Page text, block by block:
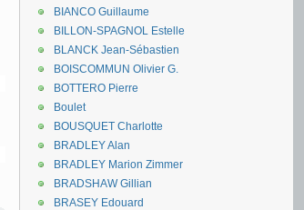
BIANCO Guillaume
BILLON-SPAGNOL Estelle
BLANCK Jean-Sébastien
BOISCOMMUN Olivier G.
BOTTERO Pierre
Boulet
BOUSQUET Charlotte
BRADLEY Alan
BRADLEY Marion Zimmer
BRADSHAW Gillian
BRASEY Edouard